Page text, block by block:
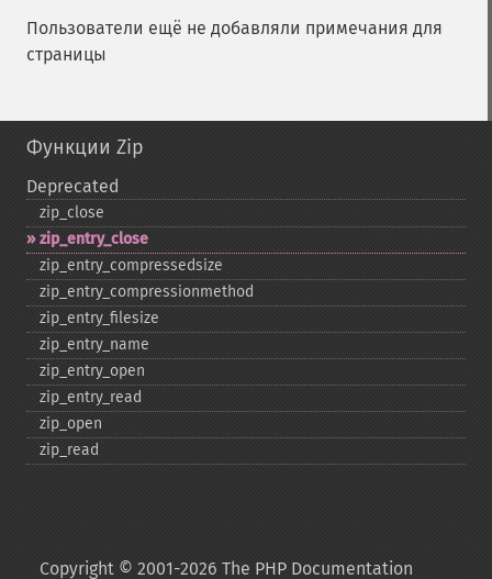
Пользователи ещё не добавляли примечания для
страницы
Функции Zip
Deprecated
zip_​close
zip_​entry_​close
zip_​entry_​compressedsize
zip_​entry_​compressionmethod
zip_​entry_​filesize
zip_​entry_​name
zip_​entry_​open
zip_​entry_​read
zip_​open
zip_​read
Copyright © 2001-2026 The PHP Documentation